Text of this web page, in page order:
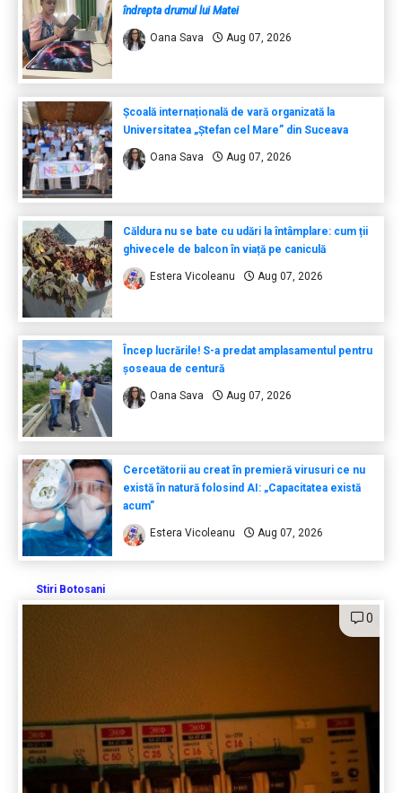
îndrepta drumul lui Matei
Oana Sava Aug 07, 2026
Școală internațională de vară organizată la
Universitatea „Ștefan cel Mare” din Suceava
Oana Sava Aug 07, 2026
Căldura nu se bate cu udări la întâmplare: cum ții
ghivecele de balcon în viață pe caniculă
Estera Vicoleanu Aug 07, 2026
Încep lucrările! S-a predat amplasamentul pentru
șoseaua de centură
Oana Sava Aug 07, 2026
Cercetătorii au creat în premieră virusuri ce nu
există în natură folosind AI: „Capacitatea există
acum”
Estera Vicoleanu Aug 07, 2026
Stiri Botosani
0